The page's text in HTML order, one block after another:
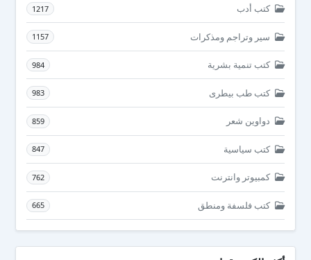
كتب أدب 1217
سير وتراجم ومذكرات 1157
كتب تنمية بشرية 984
كتب طب بيطرى 983
دواوين شعر 859
كتب سياسية 847
كمبيوتر وانترنت 762
كتب فلسفة ومنطق 665